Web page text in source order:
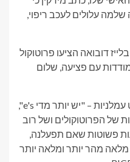
עלולים לעכב ריפוי,
בלייז דובואה הציעו פרוטוקול
עם פציעה, שלום
ראשי התיבות עשויות להיות מעט עמלניות – "יש יותר מדי e's",
של הפרוטוקולים ושל רוב
פשוטות שאם תפעלנה,
מלאה מהר יותר ומלאה יותר